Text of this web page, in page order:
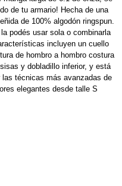
de tu armario! Hecha de una
de 100% algodón ringspun.
podés usar sola o combinarla
incluyen un cuello
de hombro a hombro costura
y dobladillo inferior, y está
las técnicas más avanzadas de
elegantes desde talle S